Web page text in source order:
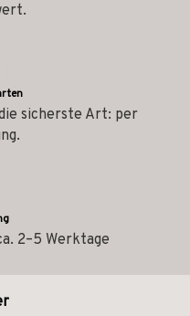
sicherste Art: per
2–5 Werktage